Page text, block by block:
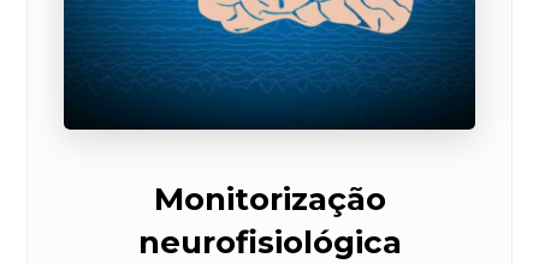
Monitorização
neurofisiológica